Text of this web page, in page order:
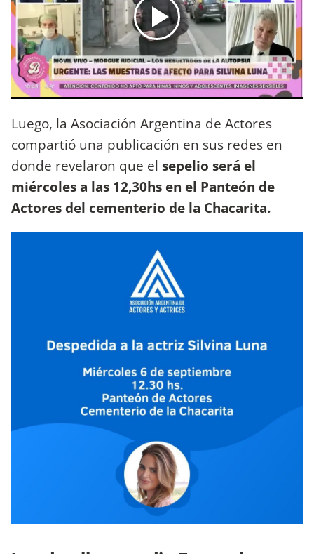
Luego, la Asociación Argentina de Actores
compartió una publicación en sus redes en
donde revelaron que el sepelio será el
miércoles a las 12,30hs en el Panteón de
Actores del cementerio de la Chacarita.